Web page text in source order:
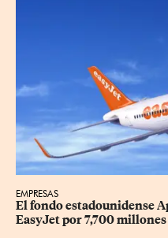
EMPRESAS
El fondo estadounidense
EasyJet por 7,700